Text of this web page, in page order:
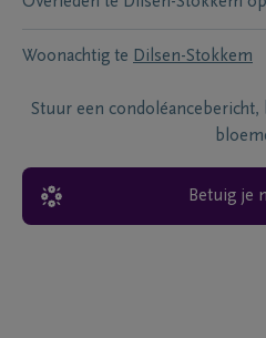
Woonachtig te Dilsen-Stokkem
Stuur een condoléancebericht,
Betuig je